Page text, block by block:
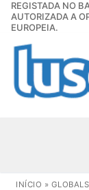
Saltar
para
conteúdo
REGISTADA NO
AUTORIZADA A
EUROPEIA.
INÍCIO »